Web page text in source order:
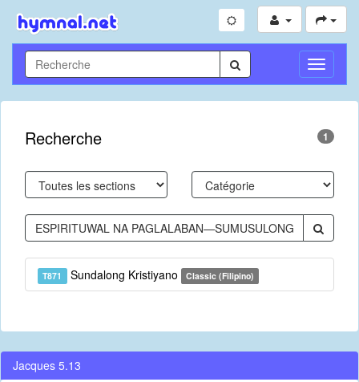
Toggle
Recherche 1
T871 Sundalong Kristiyano Classic (Filipino)
Jacques 5.13